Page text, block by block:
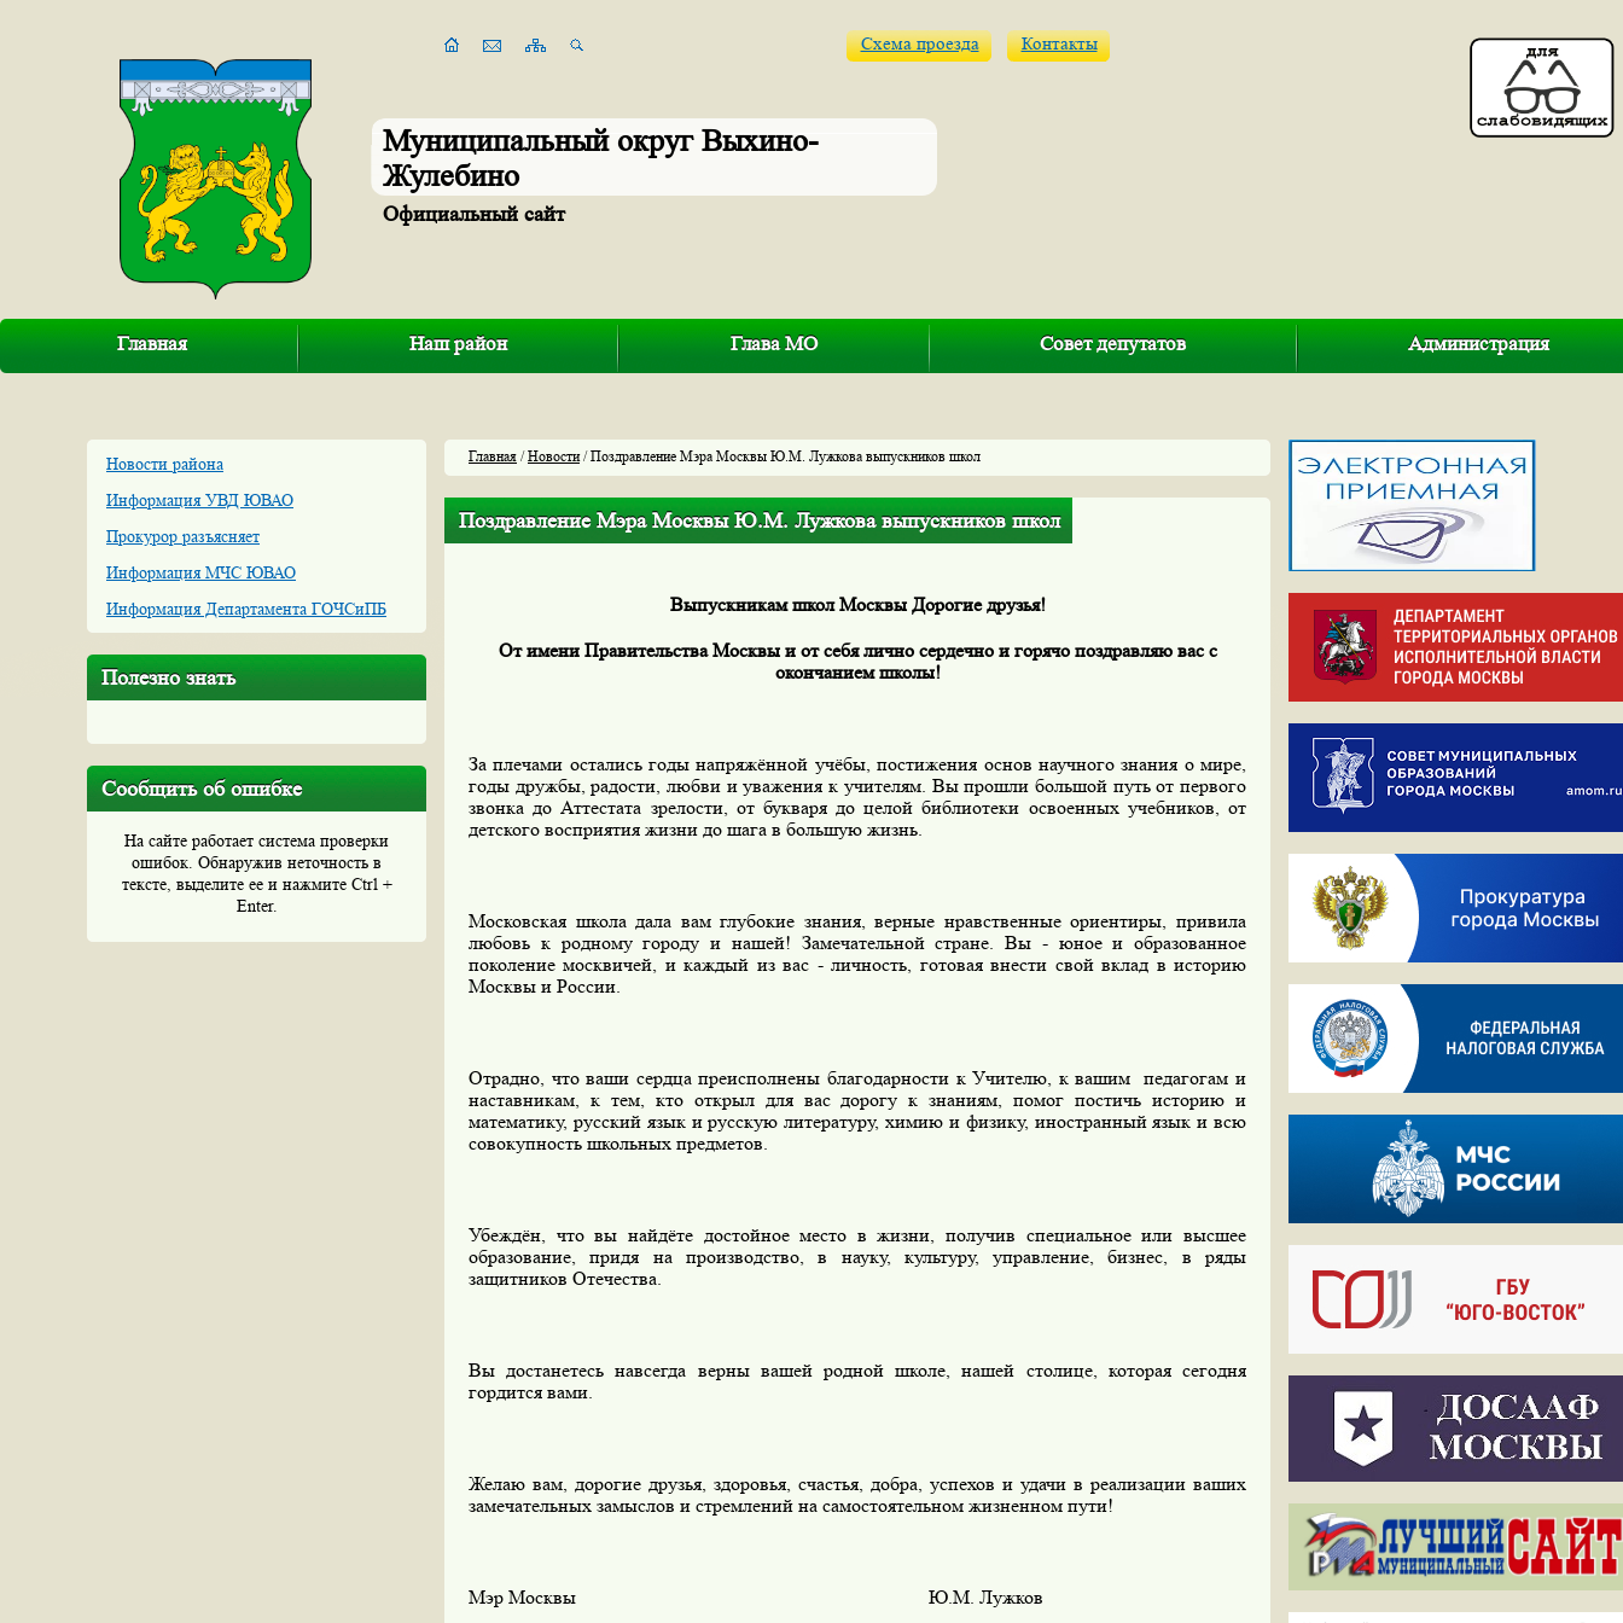
Муниципальный округ Выхино-
Жулебино
Официальный сайт
Схема проезда Контакты
Главная Наш район Глава МО Совет депутатов Администрация
Новости района
Информация УВД ЮВАО
Прокурор разъясняет
Информация МЧС ЮВАО
Информация Департамента ГОЧСиПБ
Полезно знать
Сообщить об ошибке
На сайте работает система проверки
ошибок. Обнаружив неточность в
тексте, выделите ее и нажмите Ctrl +
Enter.
Главная /Новости/ Поздравление Мэра Москвы Ю.М. Лужкова выпускников школ
Поздравление Мэра Москвы Ю.М. Лужкова выпускников школ
Выпускникам школ Москвы Дорогие друзья!
От имени Правительства Москвы и от себя лично сердечно и горячо поздравляю вас с
окончанием школы!
За плечами остались годы напряжённой учёбы, постижения основ научного знания о мире,
годы дружбы, радости, любви и уважения к учителям. Вы прошли большой путь от первого
звонка до Аттестата зрелости, от букваря до целой библиотеки освоенных учебников, от
детского восприятия жизни до шага в большую жизнь.
Московская школа дала вам глубокие знания, верные нравственные ориентиры, привила
любовь к родному городу и нашей! Замечательной стране. Вы - юное и образованное
поколение москвичей, и каждый из вас - личность, готовая внести свой вклад в историю
Москвы и России.
Отрадно, что ваши сердца преисполнены благодарности к Учителю, к вашим педагогам и
наставникам, к тем, кто открыл для вас дорогу к знаниям, помог постичь историю и
математику, русский язык и русскую литературу, химию и физику, иностранный язык и всю
совокупность школьных предметов.
Убеждён, что вы найдёте достойное место в жизни, получив специальное или высшее
образование, придя на производство, в науку, культуру, управление, бизнес, в ряды
защитников Отечества.
Вы достанетесь навсегда верны вашей родной школе, нашей столице, которая сегодня
гордится вами.
Желаю вам, дорогие друзья, здоровья, счастья, добра, успехов и удачи в реализации ваших
замечательных замыслов и стремлений на самостоятельном жизненном пути!
Мэр Москвы Ю.М. Лужков